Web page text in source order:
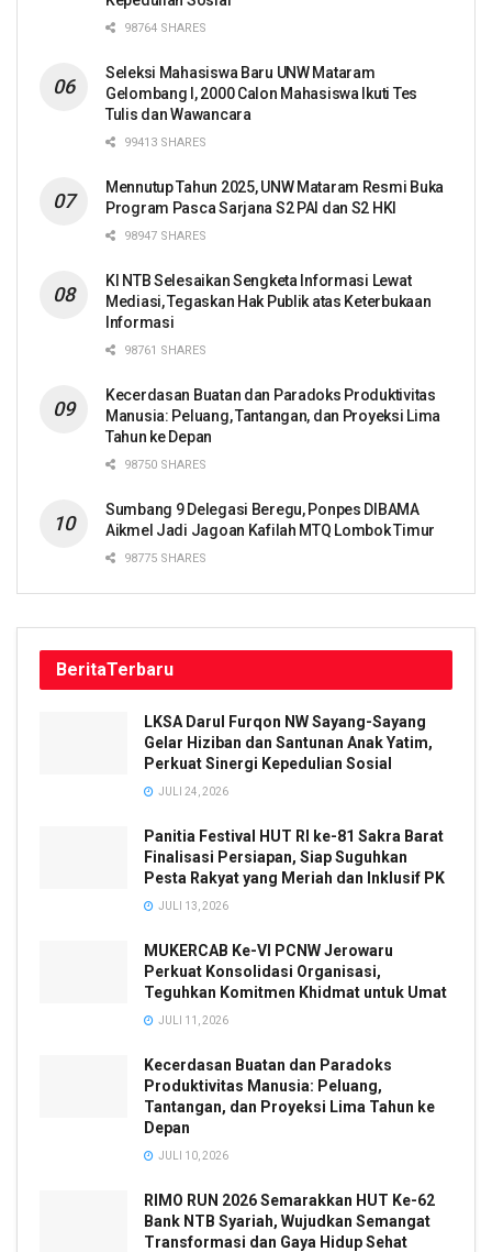
98764 SHARES
Seleksi Mahasiswa Baru UNW Mataram
Gelombang I, 2000 Calon Mahasiswa Ikuti Tes
Tulis dan Wawancara
99413 SHARES
Mennutup Tahun 2025, UNW Mataram Resmi Buka
Program Pasca Sarjana S2 PAI dan S2 HKI
98947 SHARES
KI NTB Selesaikan Sengketa Informasi Lewat
Mediasi, Tegaskan Hak Publik atas Keterbukaan
Informasi
98761 SHARES
Kecerdasan Buatan dan Paradoks Produktivitas
Manusia: Peluang, Tantangan, dan Proyeksi Lima
Tahun ke Depan
98750 SHARES
Sumbang 9 Delegasi Beregu, Ponpes DIBAMA
Aikmel Jadi Jagoan Kafilah MTQ Lombok Timur
98775 SHARES
BeritaTerbaru
LKSA Darul Furqon NW Sayang-Sayang
Gelar Hiziban dan Santunan Anak Yatim,
Perkuat Sinergi Kepedulian Sosial
JULI 24, 2026
Panitia Festival HUT RI ke-81 Sakra Barat
Finalisasi Persiapan, Siap Suguhkan
Pesta Rakyat yang Meriah dan Inklusif PK
JULI 13, 2026
MUKERCAB Ke-VI PCNW Jerowaru
Perkuat Konsolidasi Organisasi,
Teguhkan Komitmen Khidmat untuk Umat
JULI 11, 2026
Kecerdasan Buatan dan Paradoks
Produktivitas Manusia: Peluang,
Tantangan, dan Proyeksi Lima Tahun ke
Depan
JULI 10, 2026
RIMO RUN 2026 Semarakkan HUT Ke-62
Bank NTB Syariah, Wujudkan Semangat
Transformasi dan Gaya Hidup Sehat